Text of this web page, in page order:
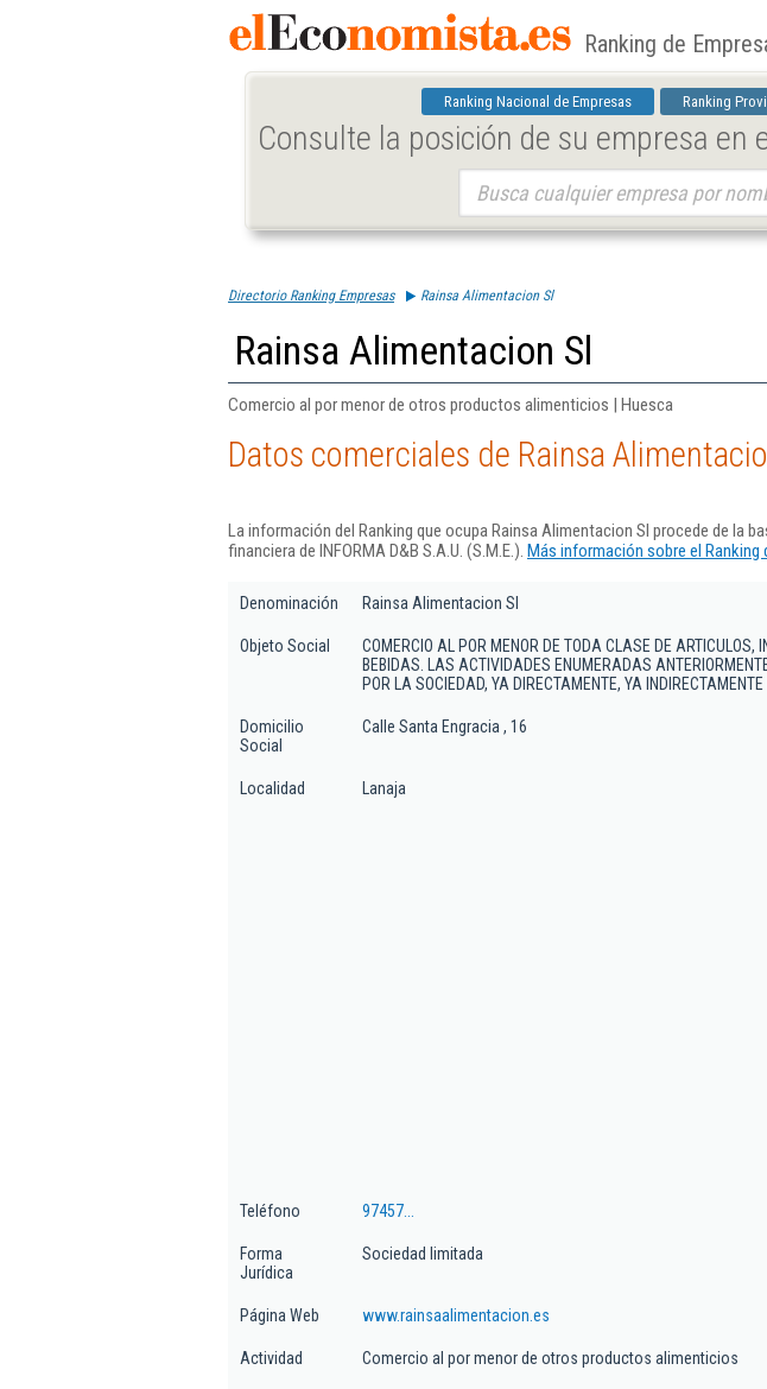
Ranking de
Ranking Nacional de Empresas Ranking
Consulte la posición de su empresa en
Directorio Ranking Empresas Rainsa Alimentacion Sl
Rainsa Alimentacion Sl
Comercio al por menor de otros productos alimenticios | Huesca
Datos comerciales de Rainsa
La información del Ranking que ocupa Rainsa Alimentacion Sl procede de la
financiera de INFORMA D&B S.A.U. (S.M.E.). Más información sobre el Ranking
Denominación Rainsa Alimentacion Sl
Objeto Social
COMERCIO AL POR MENOR DE TODA CLASE DE ARTICULOS,
BEBIDAS. LAS ACTIVIDADES ENUMERADAS
POR LA SOCIEDAD, YA DIRECTAMENTE, YA
Domicilio
Social
Calle Santa Engracia , 16
Localidad Lanaja
Teléfono 97457...
Forma
Jurídica
Sociedad limitada
Página Web www.rainsaalimentacion.es
Actividad Comercio al por menor de otros productos alimenticios